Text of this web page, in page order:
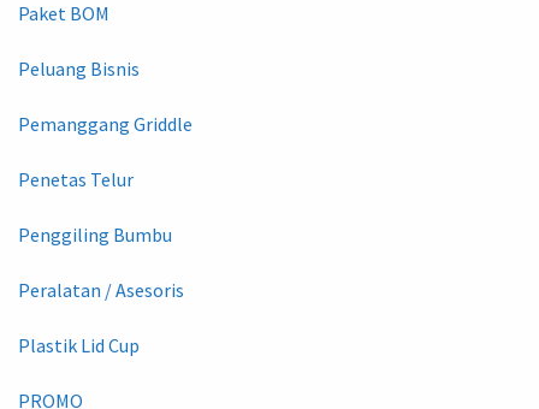
Paket BOM
Peluang Bisnis
Pemanggang Griddle
Penetas Telur
Penggiling Bumbu
Peralatan / Asesoris
Plastik Lid Cup
PROMO